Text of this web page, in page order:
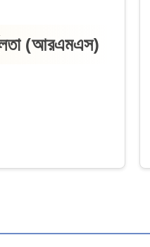
(আরএমএস)